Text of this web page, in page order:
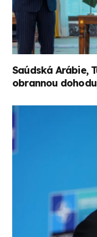
Saúdská Arábie,
obrannou